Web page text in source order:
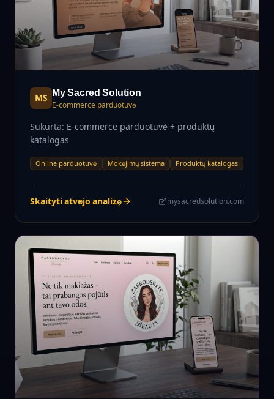
MS My Sacred Solution
E-commerce parduotuvė
Sukurta: E-commerce parduotuvė + produktų
katalogas
Online parduotuvė Mokėjimų sistema Produktų katalogas
Skaityti atvejo analizę mysacredsolution.com